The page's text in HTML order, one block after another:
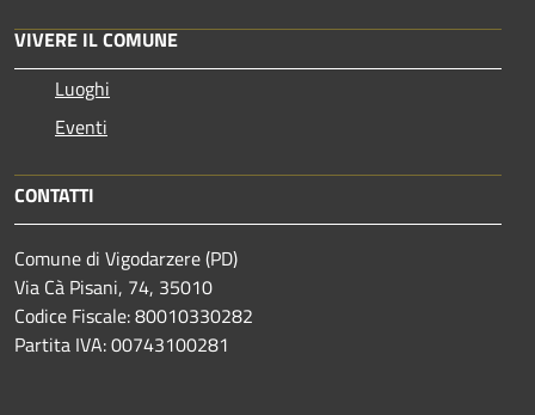
VIVERE IL COMUNE
Luoghi
Eventi
CONTATTI
Comune di Vigodarzere (PD)
Via Cà Pisani, 74, 35010
Codice Fiscale: 80010330282
Partita IVA: 00743100281